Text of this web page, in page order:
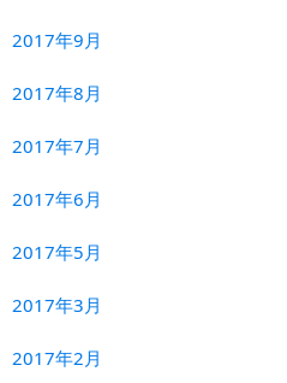
2017年9月
2017年8月
2017年7月
2017年6月
2017年5月
2017年3月
2017年2月